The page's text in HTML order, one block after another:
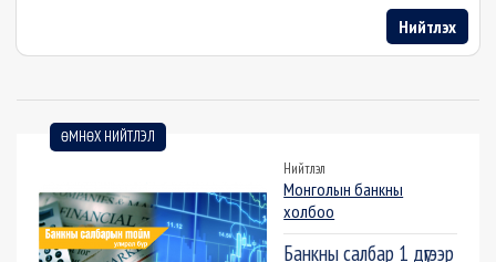
Нийтлэх
ӨМНӨХ НИЙТЛЭЛ
Нийтлэл
Монголын банкны
холбоо
Банкны салбар 1 дүгээр